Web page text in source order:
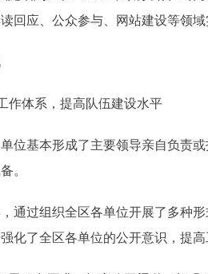
回应、公众参与、网站建设等领
体系，提高队伍建设水平
基本形成了主要领导亲自负责或
。
过组织全区各单位开展了多种形
化了全区各单位的公开意识，提高